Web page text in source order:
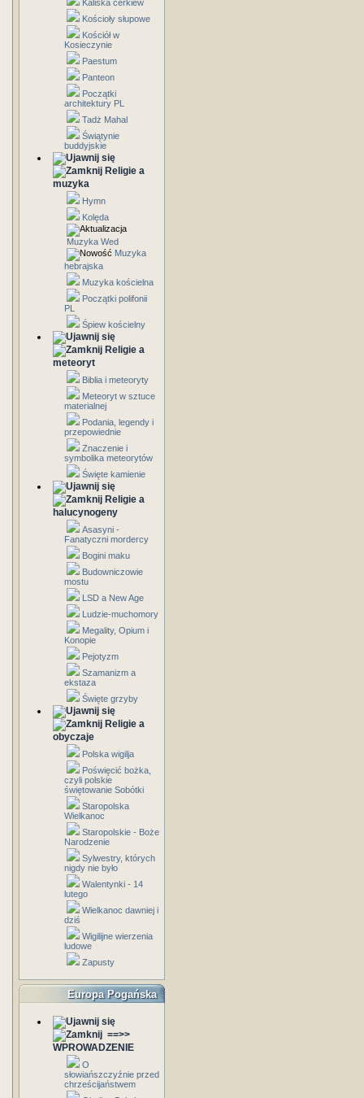
Kaliska cerkiew
Kościoły słupowe
Kościół w
Kosieczynie
Paestum
Panteon
Początki
architektury PL
Tadż Mahal
Świątynie
buddyjskie
Religie a
muzyka
Hymn
Kolęda
Muzyka Wed
Muzyka
hebrajska
Muzyka kościelna
Początki polifonii
PL
Śpiew kościelny
Religie a
meteoryt
Biblia i meteoryty
Meteoryt w sztuce
materialnej
Podania, legendy i
przepowiednie
Znaczenie i
symbolika meteorytów
Święte kamienie
Religie a
halucynogeny
Asasyni -
Fanatyczni mordercy
Bogini maku
Budowniczowie
mostu
LSD a New Age
Ludzie-muchomory
Megality, Opium i
Konopie
Pejotyzm
Szamanizm a
ekstaza
Święte grzyby
Religie a
obyczaje
Polska wigilja
Poświęcić bożka,
czyli polskie
świętowanie Sobótki
Staropolska
Wielkanoc
Staropolskie - Boże
Narodzenie
Sylwestry, których
nigdy nie było
Walentynki - 14
lutego
Wielkanoc dawniej i
dziś
Wigilijne wierzenia
ludowe
Zapusty
Europa Pogańska
==>>
WPROWADZENIE
O
słowiańszczyźnie przed
chrześcijaństwem